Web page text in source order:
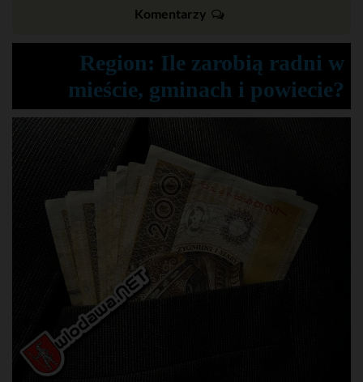
Komentarzy
Region: Ile zarobią radni w
mieście, gminach i powiecie?